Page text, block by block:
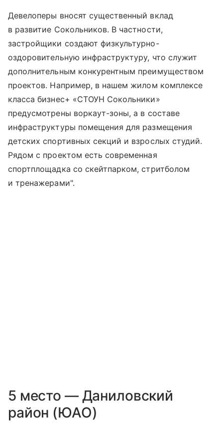
Девелоперы вносят существенный вклад
в развитие Сокольников. В частности,
застройщики создают физкультурно-
оздоровительную инфраструктуру, что служит
дополнительным конкурентным преимуществом
проектов. Например, в нашем жилом комплексе
класса бизнес+ «СТОУН Сокольники»
предусмотрены воркаут-зоны, а в составе
инфраструктуры помещения для размещения
детских спортивных секций и взрослых студий.
Рядом с проектом есть современная
спортплощадка со скейтпарком, стритболом
и тренажерами".
5 место — Даниловский
район (ЮАО)